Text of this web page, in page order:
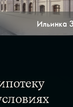
Ильинка